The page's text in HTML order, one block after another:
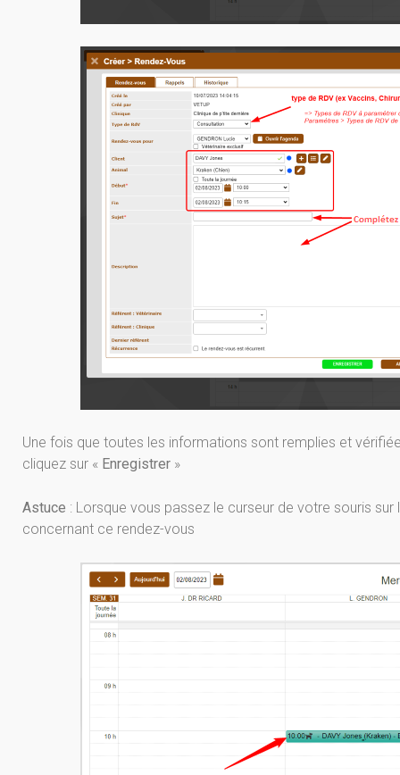
Une fois que toutes les informations sont remplies et
cliquez sur « Enregistrer »
Astuce : Lorsque vous passez le curseur de votre souris
concernant ce rendez-vous